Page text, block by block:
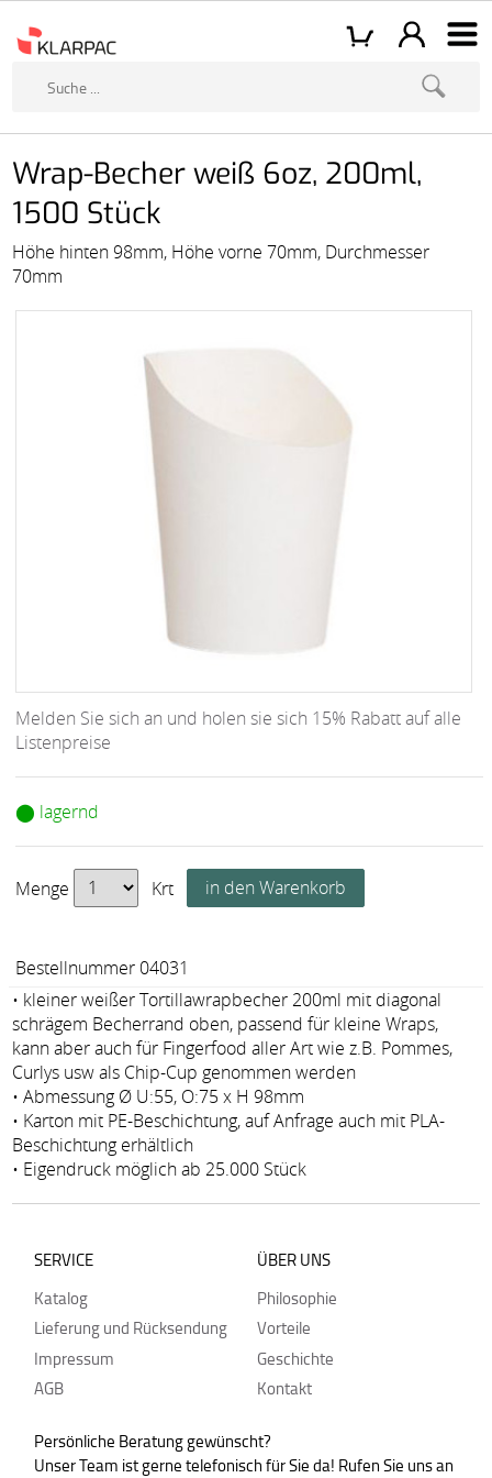
Wrap-Becher weiß 6oz, 200ml,
1500 Stück
Höhe hinten 98mm, Höhe vorne 70mm, Durchmesser
70mm
Melden Sie sich an und holen sie sich 15% Rabatt auf alle
Listenpreise
⬤ lagernd
Menge Krt
Bestellnummer 04031
• kleiner weißer Tortillawrapbecher 200ml mit diagonal
schrägem Becherrand oben, passend für kleine Wraps,
kann aber auch für Fingerfood aller Art wie z.B. Pommes,
Curlys usw als Chip-Cup genommen werden
• Abmessung Ø U:55, O:75 x H 98mm
• Karton mit PE-Beschichtung, auf Anfrage auch mit PLA-
Beschichtung erhältlich
• Eigendruck möglich ab 25.000 Stück
SERVICE
Katalog
Lieferung und Rücksendung
Impressum
AGB
ÜBER UNS
Philosophie
Vorteile
Geschichte
Kontakt
Persönliche Beratung gewünscht?
Unser Team ist gerne telefonisch für Sie da! Rufen Sie uns an